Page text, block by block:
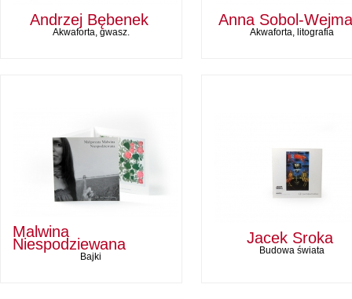
Andrzej Bębenek
Akwaforta, gwasz.
Anna Sobol-
Akwaforta, litografia
Malwina
Niespodziewana
Bajki
Jacek Sroka
Budowa świata